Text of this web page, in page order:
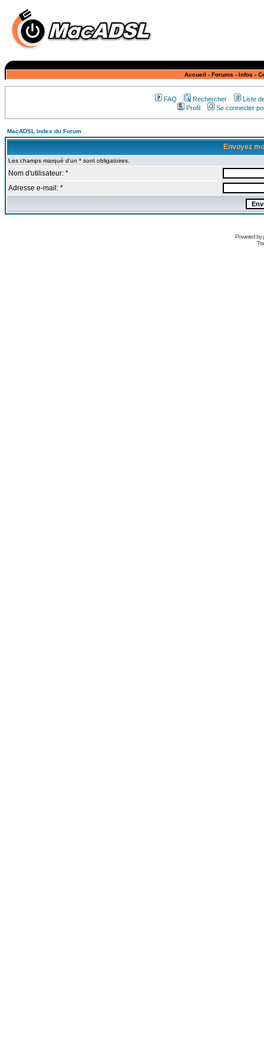
Accueil - Forums - Infos -
FAQ Rechercher
Liste
Profil
Se connecter
MacADSL Index du Forum
Envoyez
Les champs marqué d'un * sont obligatoires.
Nom d'utilisateur: *
Adresse e-mail: *
Powered by